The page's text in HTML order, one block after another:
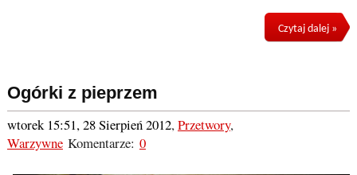
Czytaj dalej »
Ogórki z pieprzem
wtorek 15:51, 28 Sierpień 2012,Przetwory,
WarzywneKomentarze: 0